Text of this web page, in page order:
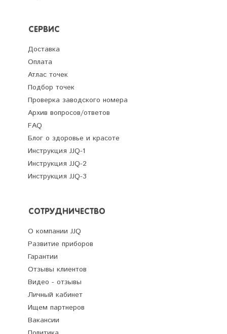
СЕРВИС
Доставка
Оплата
Атлас точек
Подбор точек
Проверка заводского номера
Архив вопросов/ответов
FAQ
Блог о здоровье и красоте
Инструкция JJQ-1
Инструкция JJQ-2
Инструкция JJQ-3
СОТРУДНИЧЕСТВО
О компании JJQ
Развитие приборов
Гарантии
Отзывы клиентов
Видео - отзывы
Личный кабинет
Ищем партнеров
Вакансии